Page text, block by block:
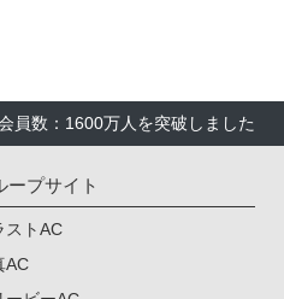
員数：1600万人を突破しました
ープサイト
ストAC
AC